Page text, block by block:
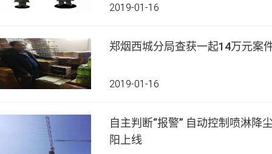
2019-01-16
郑烟西城分局查获一起14万元案
2019-01-16
自主判断“报警” 自动控制喷淋降尘——首个智能化降尘系统荥
阳上线